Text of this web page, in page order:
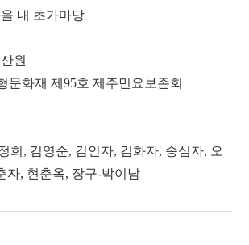
내 초가마당
원
문화재 제 95호 제주민요보존회
희 , 김영순, 김인자, 김화자, 송심자, 오
자, 현춘옥, 장구-박이남